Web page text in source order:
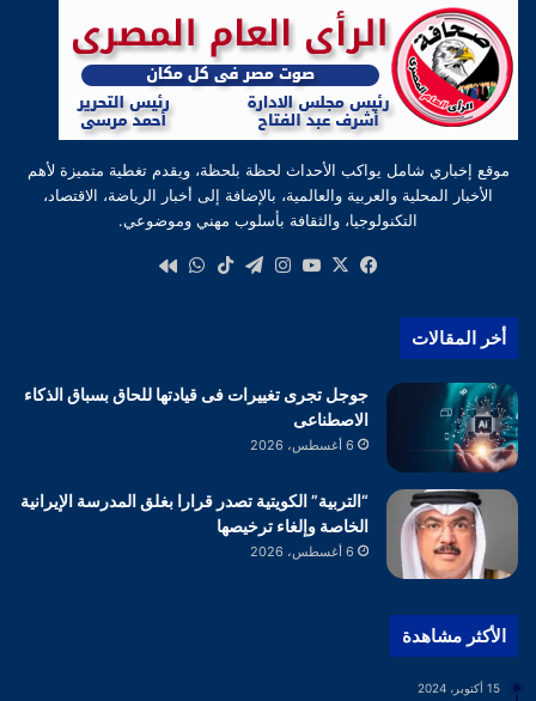
موقع إخباري شامل يواكب الأحداث لحظة بلحظة، ويقدم تغطية متميزة لأهم
الأخبار المحلية والعربية والعالمية، بالإضافة إلى أخبار الرياضة، الاقتصاد،
التكنولوجيا، والثقافة بأسلوب مهني وموضوعي.
فيسبوك
‫X
‫YouTube
انستقرام
تيلقرام‫TikTokواتساب
أخر المقالات
جوجل تجرى تغييرات فى قيادتها للحاق بسباق الذكاء
الاصطناعى
6 أغسطس، 2026
“التربية” الكويتية تصدر قرارا بغلق المدرسة الإيرانية
الخاصة وإلغاء ترخيصها
6 أغسطس، 2026
الأكثر مشاهدة
15 أكتوبر، 2024